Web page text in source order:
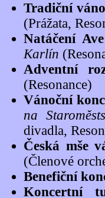
Tradiční
(Prážata,
Natáčení
Karlín
Adventní
(Resonance)
Vánoční
na
divadla,
Česká mše
(Členové
Benefiční
Koncertní